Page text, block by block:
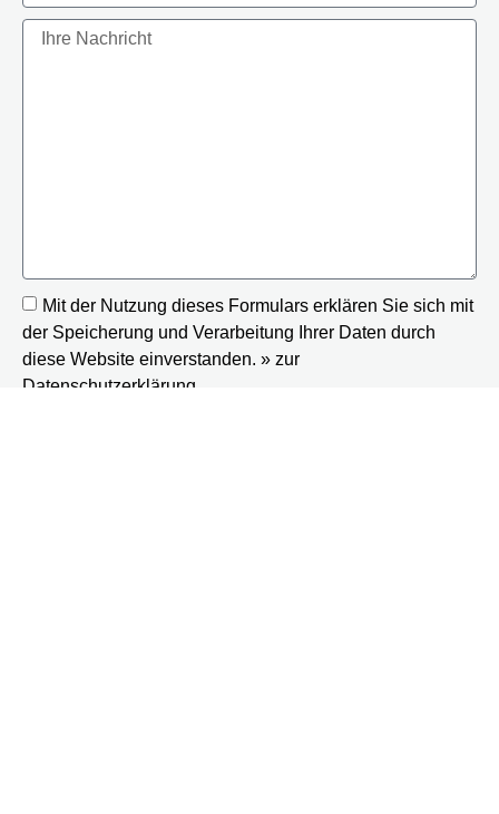
Mit der Nutzung dieses Formulars erklären Sie sich mit
der Speicherung und Verarbeitung Ihrer Daten durch
diese Website einverstanden. » zur
Datenschutzerklärung